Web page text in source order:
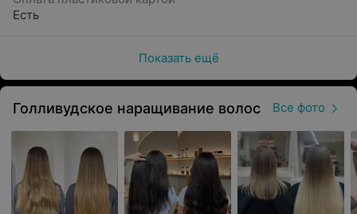
капсульная техника.
поверхностный пилинг кожи головы,
уход от Davines,
уход для окрашенных волос от L’oréal.
Макияж:
дневной макияж,
Есть
Показать ещё
Голливудское наращивание волос Все фото